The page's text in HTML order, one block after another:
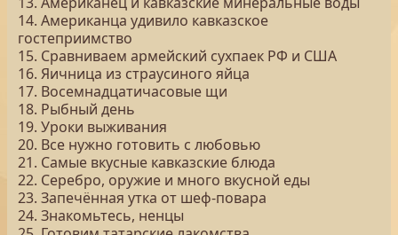
14. Американца удивило кавказское
гостеприимство
15. Сравниваем армейский сухпаек РФ и США
16. Яичница из страусиного яйца
17. Восемнадцатичасовые щи
18. Рыбный день
19. Уроки выживания
20. Все нужно готовить с любовью
21. Самые вкусные кавказские блюда
22. Серебро, оружие и много вкусной еды
23. Запечённая утка от шеф-повара
24. Знакомьтесь, ненцы